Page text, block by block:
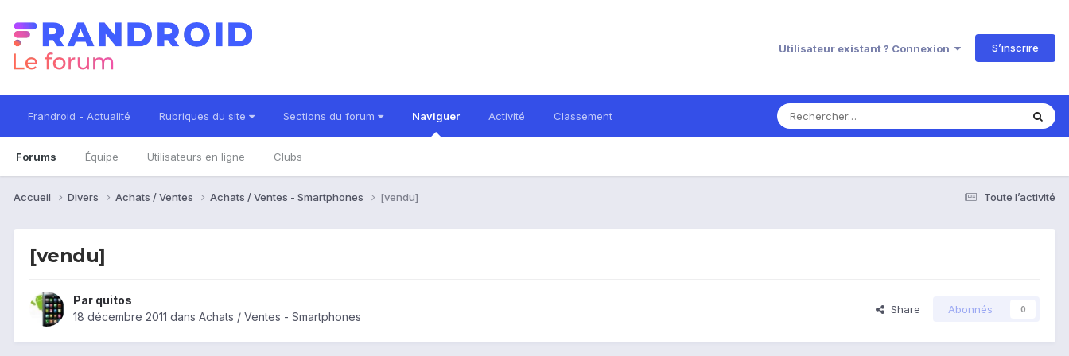
Utilisateur existant ? Connexion S’inscrire
Frandroid - Actualité Rubriques du site Sections du forum Naviguer
Forums Équipe Utilisateurs en ligne Clubs
Activité Classement
Toute l’activité
Accueil Divers Achats / Ventes Achats / Ventes - Smartphones [vendu]
[vendu]
Par quitos
18 décembre 2011 dans Achats / Ventes - Smartphones
Share Abonnés 0